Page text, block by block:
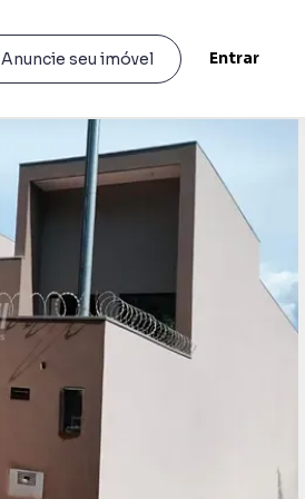
Anuncie seu imóvel Entrar